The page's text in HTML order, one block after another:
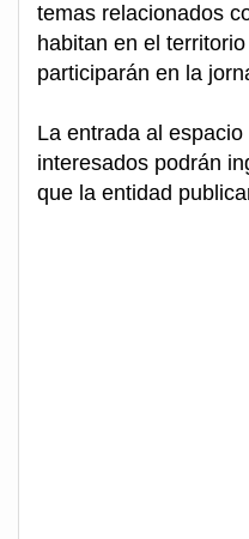
temas relacionados
habitan en el
participarán en la
La entrada al
interesados podrán
que la entidad